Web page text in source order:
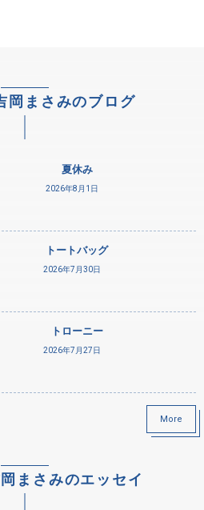
岡まさみのブログ
夏休み
2026年8月1日
トートバッグ
2026年7月30日
トローニー
2026年7月27日
More
まさみのエッセイ